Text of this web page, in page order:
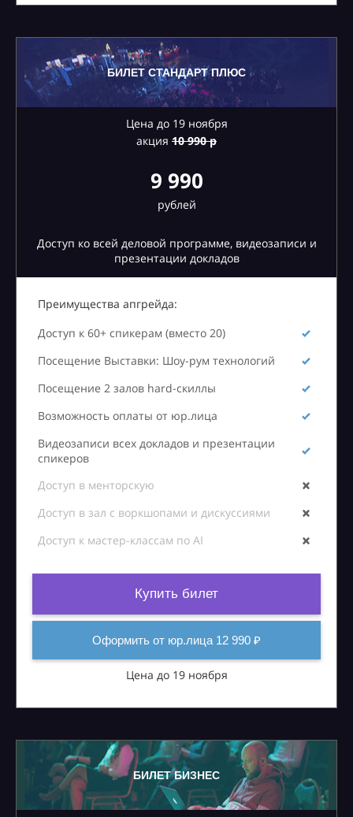
БИЛЕТ СТАНДАРТ ПЛЮС
Цена до 19 ноября
акция 10990 р
9 990
рублей
Доступ ко всей деловой программе, видеозаписи и
презентации докладов
Преимущества апгрейда:
Доступ к 60+ спикерам (вместо 20)
Посещение Выставки: Шоу-рум технологий
Посещение 2 залов hard-скиллы
Возможность оплаты от юр.лица
Видеозаписи всех докладов и презентации
спикеров
Доступ в менторскую
Доступ в зал с воркшопами и дискуссиями
Доступ к мастер-классам по AI
Купить билет
Оформить от юр.лица 12 990 ₽
Цена до 19 ноября
БИЛЕТ БИЗНЕС